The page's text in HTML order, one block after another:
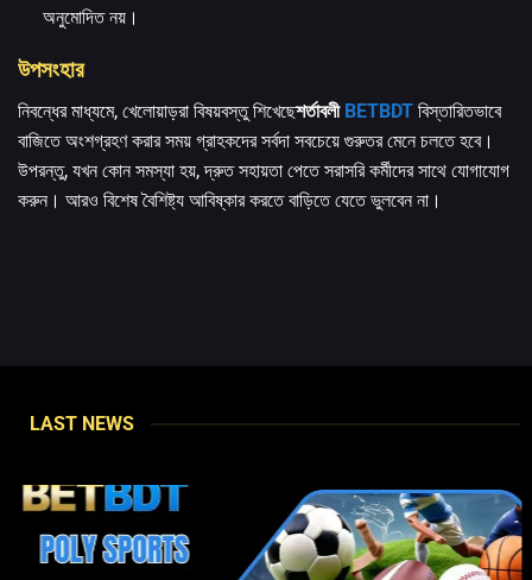
অনুমোদিত নয়।
উপসংহার
নিবন্ধের মাধ্যমে, খেলোয়াড়রা বিষয়বস্তু শিখেছেশর্তাবলী BETBDT বিস্তারিতভাবে
বাজিতে অংশগ্রহণ করার সময় গ্রাহকদের সর্বদা সবচেয়ে গুরুতর মেনে চলতে হবে।
উপরন্তু, যখন কোন সমস্যা হয়, দ্রুত সহায়তা পেতে সরাসরি কর্মীদের সাথে যোগাযোগ
করুন। আরও বিশেষ বৈশিষ্ট্য আবিষ্কার করতে বাড়িতে যেতে ভুলবেন না।
LAST NEWS